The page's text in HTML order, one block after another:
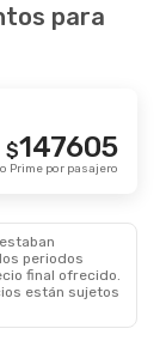
para
147605
$
Prime por pasajero
periodos
final ofrecido.
están sujetos